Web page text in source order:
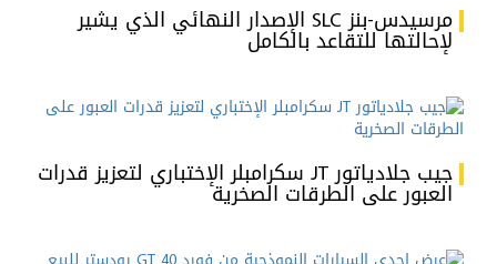
مرسيدس-بنز SLC الإصدار النهائي الذي يشير
لإحالتها للتقاعد بالكامل
جيب جلادياتور JT سكرامبلر الإختباري لتعزيز قدرات
العبور على الطرقات الصخرية